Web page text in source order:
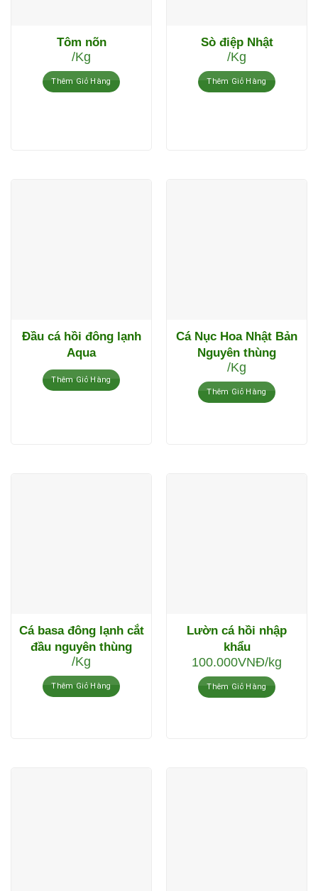
Tôm nõn
/Kg
Thêm Giỏ Hàng
Sò điệp Nhật
/Kg
Thêm Giỏ Hàng
Đầu cá hồi đông lạnh
Aqua
Thêm Giỏ Hàng
Cá Nục Hoa Nhật Bản
Nguyên thùng
/Kg
Thêm Giỏ Hàng
Cá basa đông lạnh cắt
đầu nguyên thùng
/Kg
Thêm Giỏ Hàng
Lườn cá hồi nhập
khẩu
100.000VNĐ/kg
Thêm Giỏ Hàng